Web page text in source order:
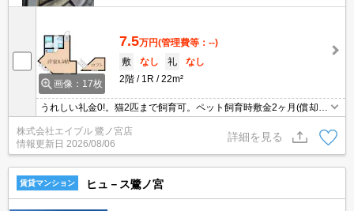
画像：17枚
7.5万円(管理費等：--)
敷
なし 礼
なし
2階
1R 22m²
うれしい礼金0!。猫2匹まで飼育可。ペット飼育時敷金2ヶ月(償却1
ヶ月)。ロフト好きにオススメ。2階 南西角部屋。室内洗濯機置場。
急行停車駅。IH調理器付き。駅まで徒歩10分圏内!。
株式会社エイブル 鷺ノ宮店
情報更新日 2026/08/06
詳細を見る
賃貸マンション ヒュ－ス鷺ノ宮